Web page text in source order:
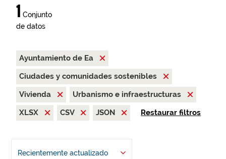
1 Conjunto
de datos
Ayuntamiento de Ea
Ciudades y comunidades sostenibles
Vivienda
Urbanismo e infraestructuras
XLSX
CSV JSON Restaurar filtros
Recientemente actualizado